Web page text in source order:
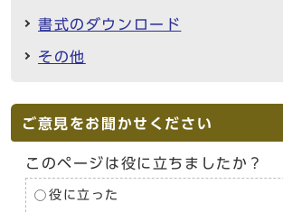
書式のダウンロード
その他
ご意見をお聞かせください
このページは役に立ちましたか？
役に立った